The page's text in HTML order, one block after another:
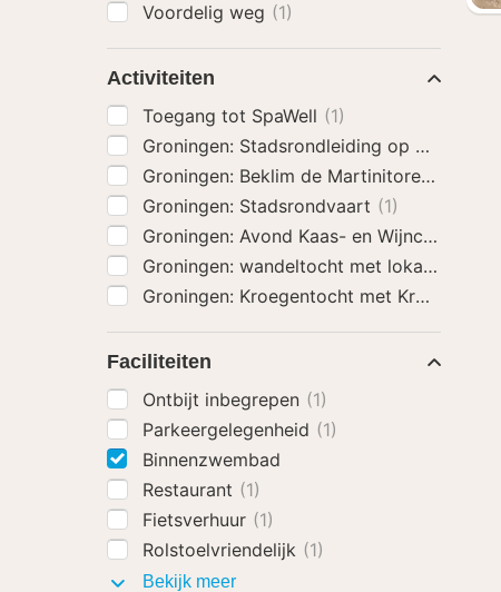
Voordelig weg (1)
Activiteiten
Toegang tot SpaWell (1)
Groningen: Stadsrondleiding op de fiets
Groningen: Beklim de Martinitoren
Groningen: Stadsrondvaart (1)
Groningen: Avond Kaas- en Wijncruise
Groningen: wandeltocht met lokale gids
Faciliteiten
Ontbijt inbegrepen (1)
Parkeergelegenheid (1)
Binnenzwembad
Restaurant (1)
Fietsverhuur (1)
Rolstoelvriendelijk (1)
Bekijk meerFaciliteiten